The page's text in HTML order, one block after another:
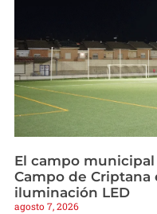
El campo
Campo de Criptana
iluminación LED
agosto 7, 2026